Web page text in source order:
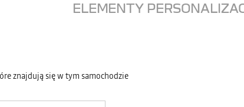
ELEMENTY
znajdują się w tym samochodzie